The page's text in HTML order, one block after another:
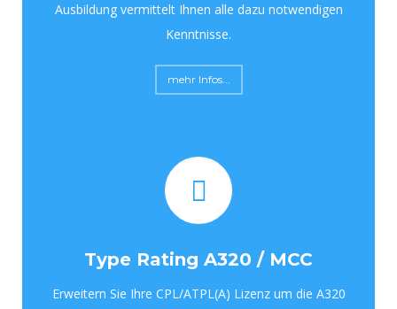
Ausbildung vermittelt Ihnen alle dazu notwendigen
Kenntnisse.
mehr Infos...
Type Rating A320 / MCC
Erweitern Sie Ihre CPL/ATPL(A) Lizenz um die A320